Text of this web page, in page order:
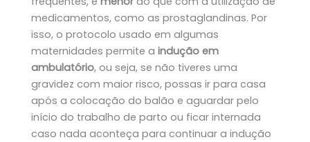
medicamentos, como as prostaglandinas. Por
isso, o protocolo usado em algumas
maternidades permite a indução em
ambulatório, ou seja, se não tiveres uma
gravidez com maior risco, possas ir para casa
após a colocação do balão e aguardar pelo
início do trabalho de parto ou ficar internada
caso nada aconteça para continuar a indução